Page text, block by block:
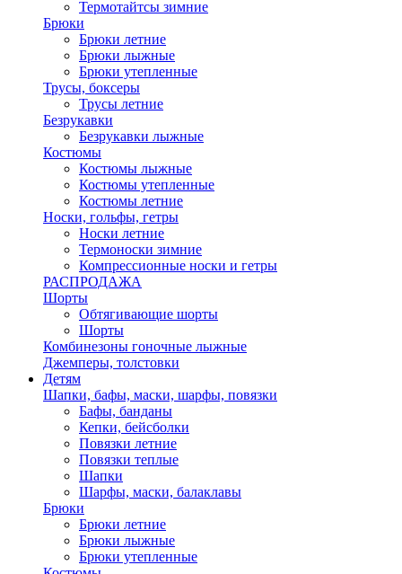
Термотайтсы зимние
Брюки
Брюки летние
Брюки лыжные
Брюки утепленные
Трусы, боксеры
Трусы летние
Безрукавки
Безрукавки лыжные
Костюмы
Костюмы лыжные
Костюмы утепленные
Костюмы летние
Носки, гольфы, гетры
Носки летние
Термоноски зимние
Компрессионные носки и гетры
РАСПРОДАЖА
Шорты
Обтягивающие шорты
Шорты
Комбинезоны гоночные лыжные
Джемперы, толстовки
Детям
Шапки, бафы, маски, шарфы, повязки
Бафы, банданы
Кепки, бейсболки
Повязки летние
Повязки теплые
Шапки
Шарфы, маски, балаклавы
Брюки
Брюки летние
Брюки лыжные
Брюки утепленные